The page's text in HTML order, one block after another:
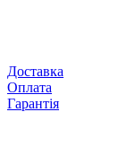
Доставка
Оплата
Гарантія